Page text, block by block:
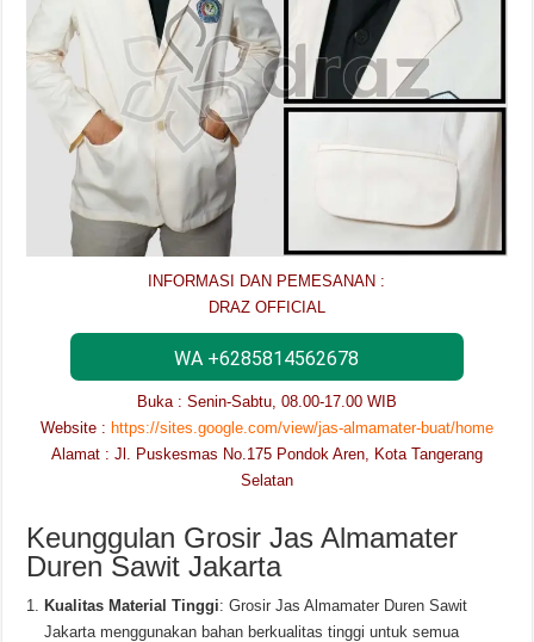
INFORMASI DAN PEMESANAN :
DRAZ OFFICIAL
WA +6285814562678
Buka : Senin-Sabtu, 08.00-17.00 WIB
Website : https://sites.google.com/view/jas-almamater-buat/home
Alamat : Jl. Puskesmas No.175 Pondok Aren, Kota Tangerang
Selatan
Keunggulan Grosir Jas Almamater
Duren Sawit Jakarta
Kualitas Material Tinggi: Grosir Jas Almamater Duren Sawit
Jakarta menggunakan bahan berkualitas tinggi untuk semua